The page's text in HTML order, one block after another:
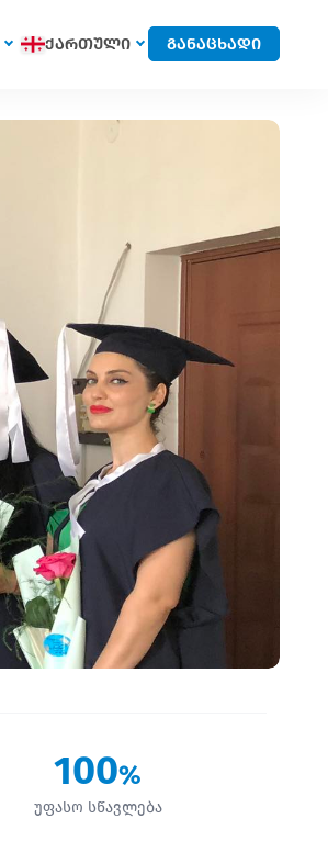
ქართული განაცხადი
100%
უფასო სწავლება